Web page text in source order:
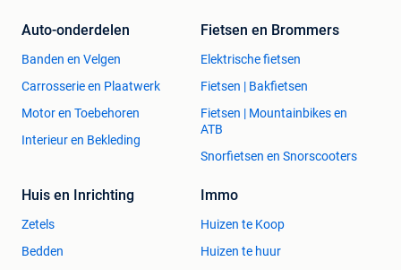
Auto-onderdelen
Banden en Velgen
Carrosserie en Plaatwerk
Motor en Toebehoren
Interieur en Bekleding
Fietsen en Brommers
Elektrische fietsen
Fietsen | Bakfietsen
Fietsen | Mountainbikes en
ATB
Snorfietsen en Snorscooters
Huis en Inrichting
Zetels
Bedden
Immo
Huizen te Koop
Huizen te huur